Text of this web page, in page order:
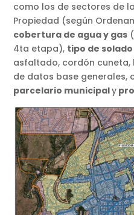
como los de sectores de
Propiedad (según
cobertura de agua y gas
4ta etapa), tipo de
asfaltado, cordón cuneta,
de datos base generales,
parcelario municipaly